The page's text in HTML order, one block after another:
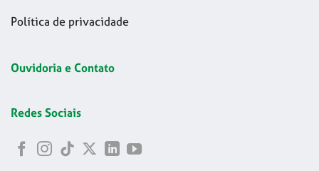
Política de privacidade
Ouvidoria e Contato
Redes Sociais